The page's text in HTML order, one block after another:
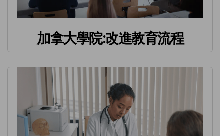
加拿大學院:改進教育流程